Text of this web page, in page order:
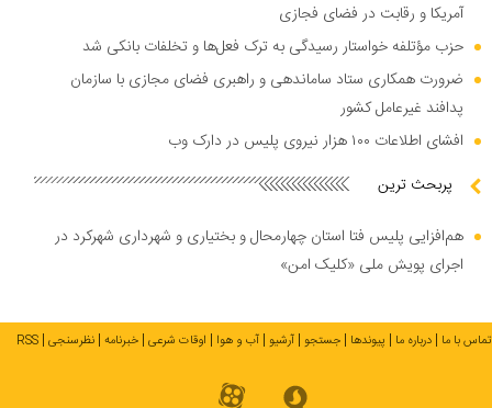
آمریکا و رقابت در فضای فجازی
حزب مؤتلفه خواستار رسیدگی به ترک فعل‌ها و تخلفات بانکی شد
ضرورت همکاری ستاد ساماندهی و راهبری فضای مجازی با سازمان
پدافند غیرعامل کشور
افشای اطلاعات ۱۰۰ هزار نیروی پلیس در دارک وب
پربحث ترین
هم‌افزایی پلیس فتا استان چهارمحال و بختیاری و شهرداری شهرکرد در
اجرای پویش ملی «کلیک امن»
تماس با ما درباره ما پیوندها جستجو آرشیو آب و هوا اوقات شرعی خبرنامه نظرسنجی RSS